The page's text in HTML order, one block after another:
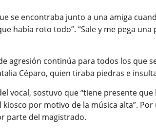
se encontraba junto a una amiga
había roto todo”. “Sale y me pega
agresión continúa para todos los que
Céparo, quien tiraba piedras e
vocal, sostuvo que “tiene presente
por motivo de la música alta”.
parte del magistrado.